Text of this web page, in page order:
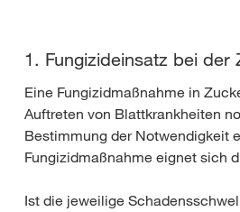
1. Fungizideinsatz bei der
Eine Fungizidmaßnahme in
Auftreten von Blattkrankheiten
Bestimmung der Notwendigkeit
Fungizidmaßnahme eignet sich
Ist die jeweilige